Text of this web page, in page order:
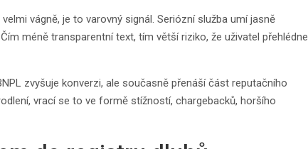
vágně, je to varovný signál. Seriózní služba umí jasně
méně transparentní text, tím větší riziko, že uživatel přehlédne
zvyšuje konverzi, ale současně přenáší část reputačního
vrací se to ve formě stížností, chargebacků, horšího